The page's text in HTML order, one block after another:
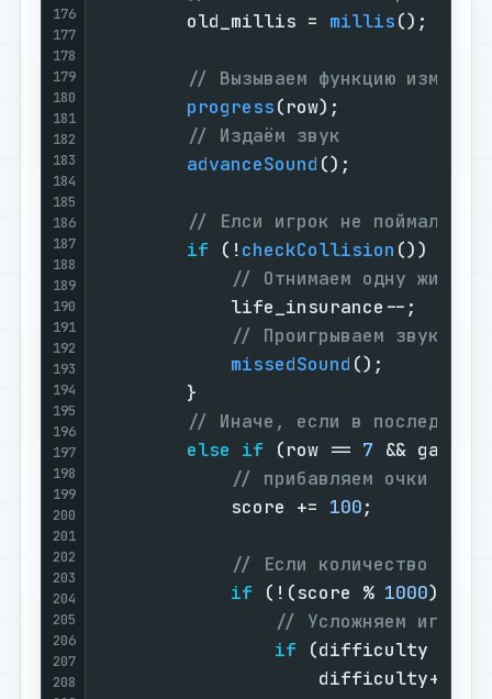
176
177
178
179
180
181
182
183
184
185
186
187
188
189
190
191
192
193
194
195
196
197
198
199
200
201
202
203
204
205
206
207
208
        old_millis =
millis();
// Вызываем функцию
progress(row);
// Издаём звук
advanceSound ();
// Елси игрок не поймал
if (!checkCollision ()) {
// Отнимаем одну жизнь
            life_insurance--;
// Проигрываем звук
missedSound ();
        }
// Иначе, если в последнем
else if (row == 7 &&
// прибавляем очки
            score +=
100;
// Если количество
if (!(score % 1000)) {
// Усложняем игру
if (difficulty <
                    difficulty++;